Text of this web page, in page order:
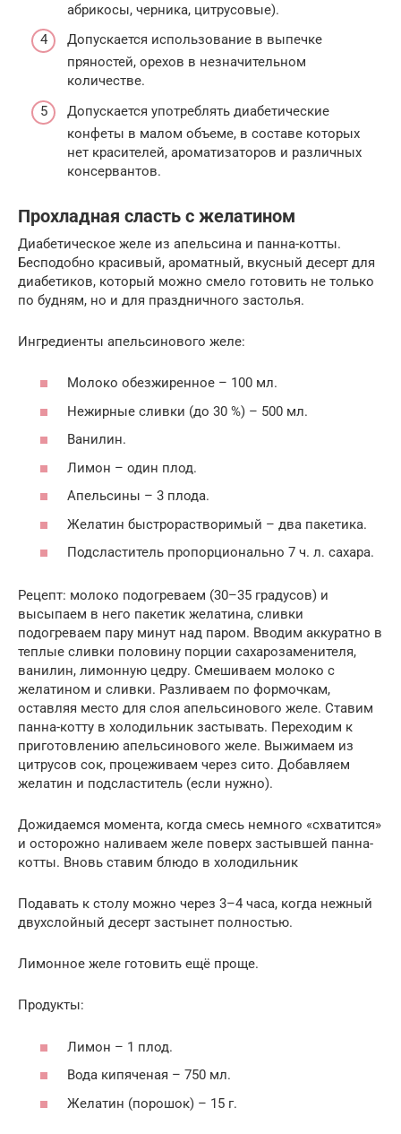
абрикосы, черника, цитрусовые).
Допускается использование в выпечке
пряностей, орехов в незначительном
количестве.
Допускается употреблять диабетические
конфеты в малом объеме, в составе которых
нет красителей, ароматизаторов и различных
консервантов.
Прохладная сласть с желатином
Диабетическое желе из апельсина и панна-котты.
Бесподобно красивый, ароматный, вкусный десерт для
диабетиков, который можно смело готовить не только
по будням, но и для праздничного застолья.
Ингредиенты апельсинового желе:
Молоко обезжиренное – 100 мл.
Нежирные сливки (до 30 %) – 500 мл.
Ванилин.
Лимон – один плод.
Апельсины – 3 плода.
Желатин быстрорастворимый – два пакетика.
Подсластитель пропорционально 7 ч. л. сахара.
Рецепт: молоко подогреваем (30–35 градусов) и
высыпаем в него пакетик желатина, сливки
подогреваем пару минут над паром. Вводим аккуратно в
теплые сливки половину порции сахарозаменителя,
ванилин, лимонную цедру. Смешиваем молоко с
желатином и сливки. Разливаем по формочкам,
оставляя место для слоя апельсинового желе. Ставим
панна-котту в холодильник застывать. Переходим к
приготовлению апельсинового желе. Выжимаем из
цитрусов сок, процеживаем через сито. Добавляем
желатин и подсластитель (если нужно).
Дожидаемся момента, когда смесь немного «схватится»
и осторожно наливаем желе поверх застывшей панна-
котты. Вновь ставим блюдо в холодильник
Подавать к столу можно через 3–4 часа, когда нежный
двухслойный десерт застынет полностью.
Лимонное желе готовить ещё проще.
Продукты:
Лимон – 1 плод.
Вода кипяченая – 750 мл.
Желатин (порошок) – 15 г.